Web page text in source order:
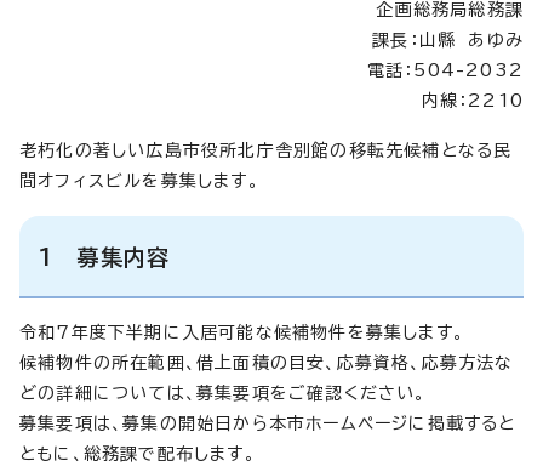
企画総務局総務課
課長：山縣 あゆみ
電話：504-2032
内線：2210
老朽化の著しい広島市役所北庁舎別館の移転先候補となる民
間オフィスビルを募集します。
1 募集内容
令和7年度下半期に入居可能な候補物件を募集します。
候補物件の所在範囲、借上面積の目安、応募資格、応募方法な
どの詳細については、募集要項をご確認ください。
募集要項は、募集の開始日から本市ホームページに掲載すると
ともに、総務課で配布します。